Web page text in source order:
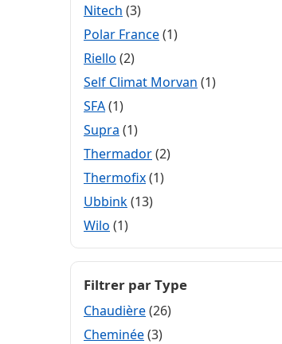
Nitech (3)
Polar France(1)
Riello (2)
Self Climat Morvan (1)
SFA(1)
Supra (1)
Thermador(2)
Thermofix(1)
Ubbink(13)
Wilo (1)
Filtrer par Type
Chaudière(26)
Cheminée(3)